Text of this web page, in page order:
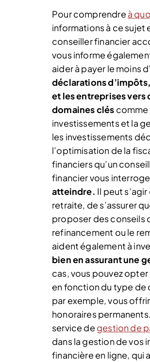
Pour comprendre à
informations à ce sujet
conseiller financier
vous informe
aider à payer le moins
déclarations
et les entreprises vers
domaines clés comme
investissements et la
les investissements
l’optimisation de la
financiers qu’un
financier vous
atteindre. Il peut
retraite, de s’assurer
proposer des conseils
refinancement ou le
aident également à
bien en assurant une
cas, vous pouvez
en fonction du type de
par exemple, vous
honoraires
service de gestion de
dans la gestion de vos
financière en ligne, qui